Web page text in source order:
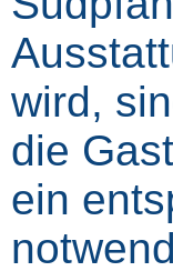
wird,
die
ein